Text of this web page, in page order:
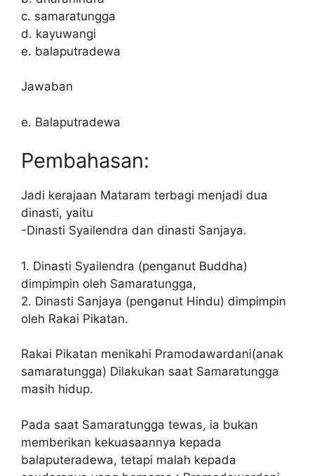
c. samaratungga
d. kayuwangi
e. balaputradewa
Jawaban
e. Balaputradewa
Pembahasan:
Jadi kerajaan Mataram terbagi menjadi dua
dinasti, yaitu
-Dinasti Syailendra dan dinasti Sanjaya.
1. Dinasti Syailendra (penganut Buddha)
dimpimpin oleh Samaratungga,
2. Dinasti Sanjaya (penganut Hindu) dimpimpin
oleh Rakai Pikatan.
Rakai Pikatan menikahi Pramodawardani(anak
samaratungga) Dilakukan saat Samaratungga
masih hidup.
Pada saat Samaratungga tewas, ia bukan
memberikan kekuasaannya kepada
balaputeradewa, tetapi malah kepada